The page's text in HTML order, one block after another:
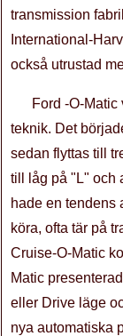
transmission
International-
också utrustad
Ford -O-
teknik. Det
sedan flyttas till
till låg på "L" och
hade en tendens
köra, ofta tär på
Cruise-O-Matic
Matic
eller Drive läge
nya automatiska